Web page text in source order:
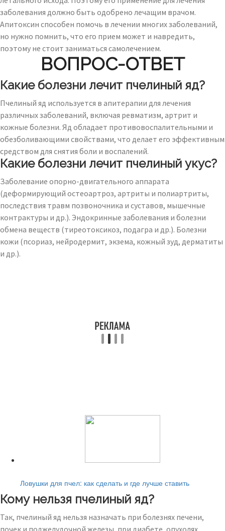
заболевания должно быть одобрено лечащим врачом.
Апитоксин способен помочь в лечении многих заболеваний,
но нужно помнить, что его прием может и навредить,
поэтому не стоит заниматься самолечением.
ВОПРОС-ОТВЕТ
Какие болезни лечит пчелиный яд?
Пчелиный яд используется в апитерапии для лечения
различных заболеваний, включая ревматизм, артрит и
кожные болезни. Яд обладает противовоспалительными и
обезболивающими свойствами, что делает его эффективным
средством для снятия боли и воспалений.
Какие болезни лечит пчелиный укус?
Заболевание опорно-двигательного аппарата
(деформирующий остеоартроз, артриты и полиартриты,
последствия травм позвоночника и суставов, мышечные
контрактуры и др.). Эндокринные заболевания и болезни
обмена веществ (тиреотоксикоз, подагра и др.). Болезни
кожи (псориаз, нейродермит, экзема, кожный зуд, дерматиты
и др.).
Ловушки для пчел: как сделать и где лучше ставить
Кому нельзя пчелиный яд?
Так, пчелиный яд нельзя назначать при болезнях печени,
почек и поджелудочной железы, при диабете, опухолях,